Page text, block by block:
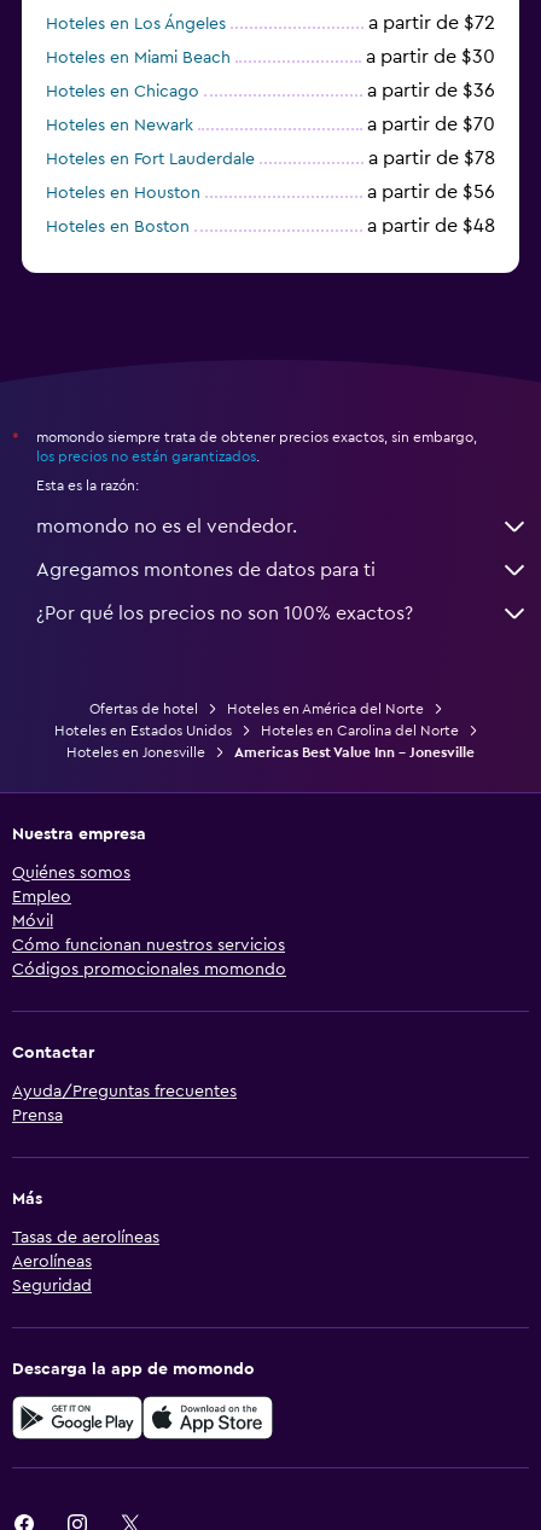
Hoteles en Los Ángeles a partir de $72
Hoteles en Miami Beach a partir de $30
Hoteles en Chicago a partir de $36
Hoteles en Newark a partir de $70
Hoteles en Fort Lauderdale a partir de $78
Hoteles en Houston a partir de $56
Hoteles en Boston a partir de $48
*
momondo siempre trata de obtener precios exactos, sin embargo,
los precios no están garantizados
Esta es la razón:
momondo no es el vendedor.
Agregamos montones de datos para ti
¿Por qué los precios no son 100% exactos?
Ofertas de hotel
Hoteles en América del Norte
Hoteles en Estados Unidos
Hoteles en Carolina del Norte
Hoteles en Jonesville
Americas Best Value Inn - Jonesville
Nuestra empresa
Quiénes somos
Empleo
Móvil
Cómo funcionan nuestros servicios
Códigos promocionales momondo
Contactar
Ayuda/Preguntas frecuentes
Prensa
Más
Tasas de aerolíneas
Aerolíneas
Seguridad
Descarga la app de momondo